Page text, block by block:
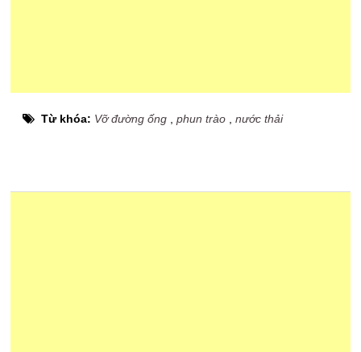
Từ khóa: Vỡ đường ống ,phun trào ,nước thải